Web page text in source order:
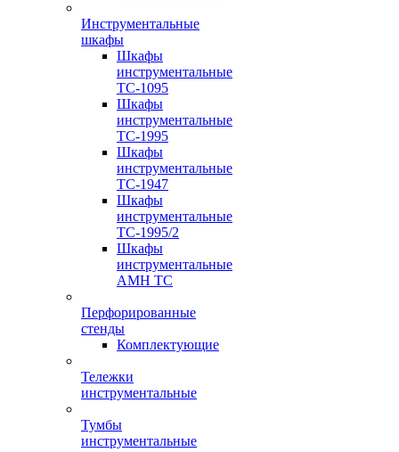
Инструментальные
шкафы
Шкафы
инструментальные
TC-1095
Шкафы
инструментальные
TC-1995
Шкафы
инструментальные
TC-1947
Шкафы
инструментальные
TC-1995/2
Шкафы
инструментальные
AMH TC
Перфорированные
стенды
Комплектующие
Тележки
инструментальные
Тумбы
инструментальные